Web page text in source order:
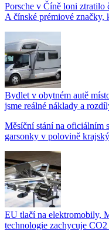
Porsche v Číně loni
A čínské prémiové značky,
Bydlet v obytném autě
jsme reálné náklady a
Měsíční stání na oficiálním
garsonky v polovině
EU tlačí na elektromobily,
technologie zachycuje